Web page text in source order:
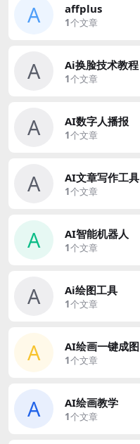
A affplus
1个文章
A Ai换脸技术教程
1个文章
A AI数字人播报
1个文章
A AI文章写作工具
1个文章
A AI智能机器人
1个文章
A Ai绘图工具
1个文章
A AI绘画一键成图
1个文章
A AI绘画教学
1个文章